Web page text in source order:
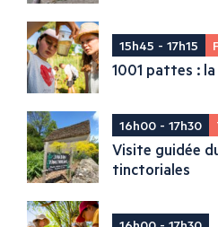
15h45 - 17h15
1001 pattes :
16h00 - 17h30
Visite guidée
tinctoriales